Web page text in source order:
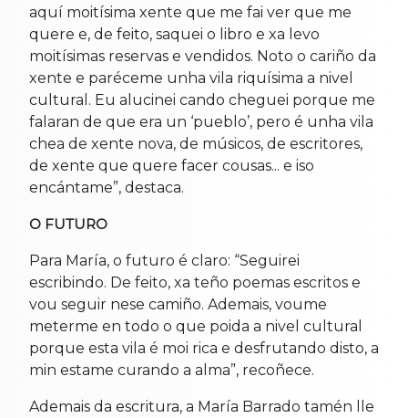
aquí moitísima xente que me fai ver que me
quere e, de feito, saquei o libro e xa levo
moitísimas reservas e vendidos. Noto o cariño da
xente e paréceme unha vila riquísima a nivel
cultural. Eu alucinei cando cheguei porque me
falaran de que era un ‘pueblo’, pero é unha vila
chea de xente nova, de músicos, de escritores,
de xente que quere facer cousas... e iso
encántame”, destaca.
O FUTURO
Para María, o futuro é claro: “Seguirei
escribindo. De feito, xa teño poemas escritos e
vou seguir nese camiño. Ademais, voume
meterme en todo o que poida a nivel cultural
porque esta vila é moi rica e desfrutando disto, a
min estame curando a alma”, recoñece.
Ademais da escritura, a María Barrado tamén lle